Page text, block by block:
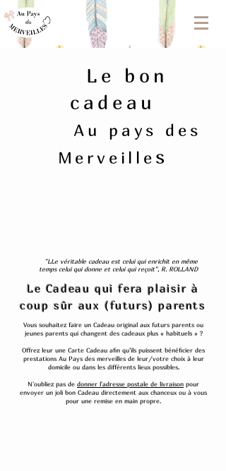
Le bon
cadeau
Au pays des
Merveille s
"LLe véritable cadeau est celui qui enrichit en même
temps celui qui donne et celui qui reçoit", R. ROLLAND
Le Cadeau qui fera plaisir à
coup sûr aux (futurs) parents
Vous souhaitez faire un Cadeau original aux futurs parents ou
jeunes parents qui changent des cadeaux plus « habituels » ?
Offrez leur une Carte Cadeau afin qu’ils puissent bénéficier des
prestations Au Pays des merveilles de leur/votre choix à leur
domicile ou dans les différents lieux possibles.
N'oubliez pas de donner l'adresse postale de livraison pour
envoyer un joli bon Cadeau directement aux chanceux ou à vous
pour une remise en main propre.